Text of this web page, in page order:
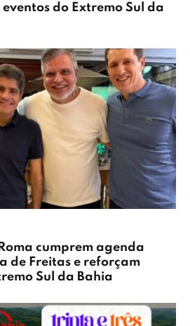
do Extremo Sul da
cumprem agenda
de Freitas e reforçam
Sul da Bahia